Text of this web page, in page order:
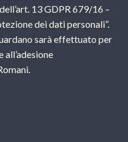
13 GDPR 679/16 –
dei dati personali”.
sarà effettuato per